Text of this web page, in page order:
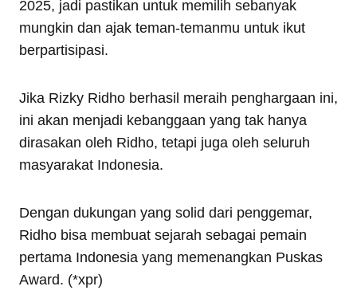
2025, jadi pastikan untuk memilih sebanyak
mungkin dan ajak teman-temanmu untuk ikut
berpartisipasi.
Jika Rizky Ridho berhasil meraih penghargaan ini,
ini akan menjadi kebanggaan yang tak hanya
dirasakan oleh Ridho, tetapi juga oleh seluruh
masyarakat Indonesia.
Dengan dukungan yang solid dari penggemar,
Ridho bisa membuat sejarah sebagai pemain
pertama Indonesia yang memenangkan Puskas
Award. (*xpr)